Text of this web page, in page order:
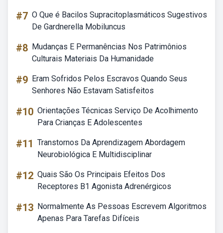
#7 O Que é Bacilos Supracitoplasmáticos Sugestivos
De Gardnerella Mobiluncus
#8 Mudanças E Permanências Nos Patrimônios
Culturais Materiais Da Humanidade
#9 Eram Sofridos Pelos Escravos Quando Seus
Senhores Não Estavam Satisfeitos
#10 Orientações Técnicas Serviço De Acolhimento
Para Crianças E Adolescentes
#11 Transtornos Da Aprendizagem Abordagem
Neurobiológica E Multidisciplinar
#12 Quais São Os Principais Efeitos Dos
Receptores B1 Agonista Adrenérgicos
#13 Normalmente As Pessoas Escrevem Algoritmos
Apenas Para Tarefas Difíceis